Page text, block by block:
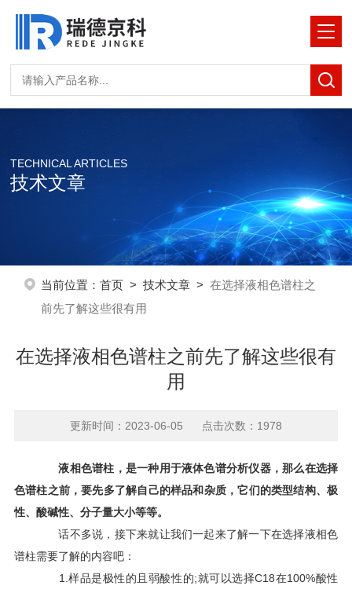
TECHNICAL ARTICLES
技术文章
当前位置： 首页> 技术文章> 在选择液相色谱柱之
前先了解这些很有用
在选择液相色谱柱之前先了解这些很有
用
更新时间：2023-06-05 点击次数：1978
液相色谱柱，是一种用于液体色谱分析仪器，那么在选择
色谱柱之前，要先多了解自己的样品和杂质，它们的类型结构、极
性、酸碱性、分子量大小等等。
话不多说，接下来就让我们一起来了解一下在选择液相色
谱柱需要了解的内容吧：
1.样品是极性的且弱酸性的;就可以选择C18在100%酸性